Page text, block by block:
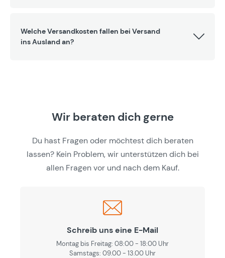
Welche Versandkosten fallen bei Versand
ins Ausland an?
Wir beraten dich gerne
Du hast Fragen oder möchtest dich beraten
lassen? Kein Problem, wir unterstützen dich bei
allen Fragen vor und nach dem Kauf.
Schreib uns eine E-Mail
Montag bis Freitag: 08:00 - 18:00 Uhr
Samstags: 09.00 - 13.00 Uhr